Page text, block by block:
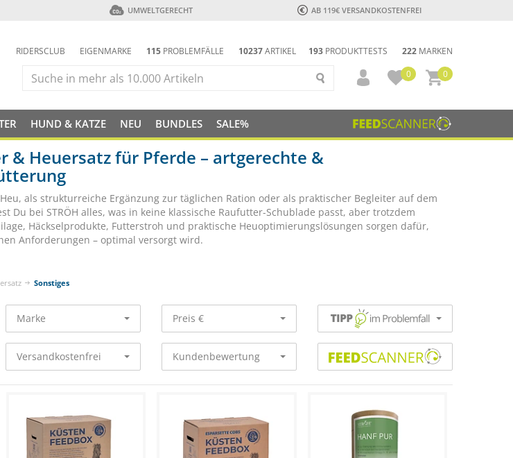
UMWELTGERECHT AB 119€ VERSANDKOSTENFREI
193 PRODUKTTESTS 222 MARKEN
RIDERSCLUB EIGENMARKE 115 PROBLEMFÄLLE 10237ARTIKEL
0
0
HUND & KATZE NEU BUNDLES SALE%
& Heuersatz für Pferde – artgerechte &
als strukturreiche Ergänzung zur täglichen Ration oder als praktischer Begleiter auf dem
Du bei STRÖH alles, was in keine klassische Raufutter-Schublade passt, aber trotzdem
Häckselprodukte, Futterstroh und praktische Heuoptimierungslösungen sorgen dafür,
Anforderungen – optimal versorgt wird.
Sonstiges
Marke Preis €
Versandkostenfrei Kundenbewertung